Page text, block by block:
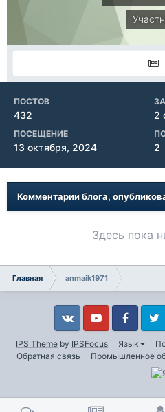
ПОСТОВ
432 2
ПОСЕЩЕНИЕ
13 октября, 2024 2
Комментарии блога,
Здесь пока
Главная anmaik1971
IPS Theme by IPSFocus Язык
Обратная связь
Промышленное
VkontakteYouTube FacebookTwitter